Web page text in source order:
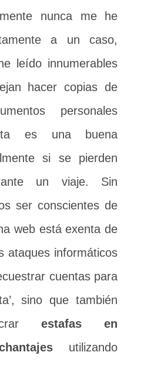
nunca me he
a un caso,
leído innumerables
hacer copias de
personales
es una buena
si se pierden
un viaje. Sin
ser conscientes de
web está exenta de
ataques informáticos
cuentas para
sino que también
estafas en
utilizando